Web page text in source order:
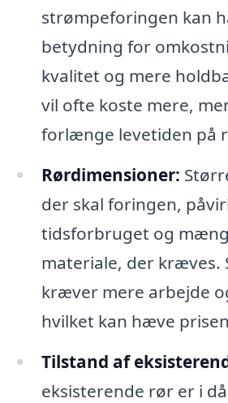
strømpeforingen kan
betydning for
kvalitet og mere
vil ofte koste mere,
forlænge levetiden på
Rørdimensioner:
der skal foringen,
tidsforbruget og
materiale, der kræves.
kræver mere arbejde
hvilket kan hæve
Tilstand af
eksisterende rør er i